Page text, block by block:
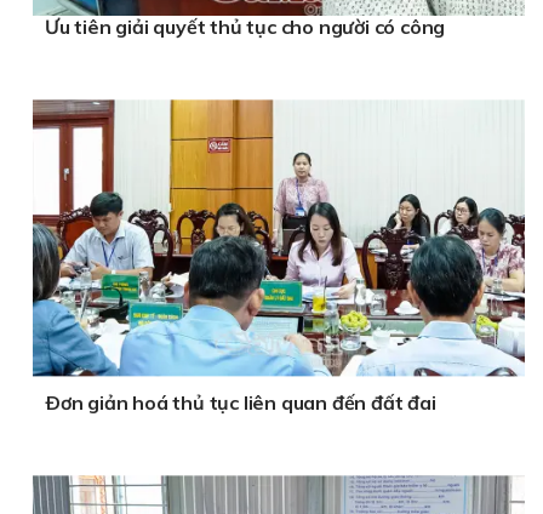
Ưu tiên giải quyết thủ tục cho người có công
Ðơn giản hoá thủ tục liên quan đến đất đai